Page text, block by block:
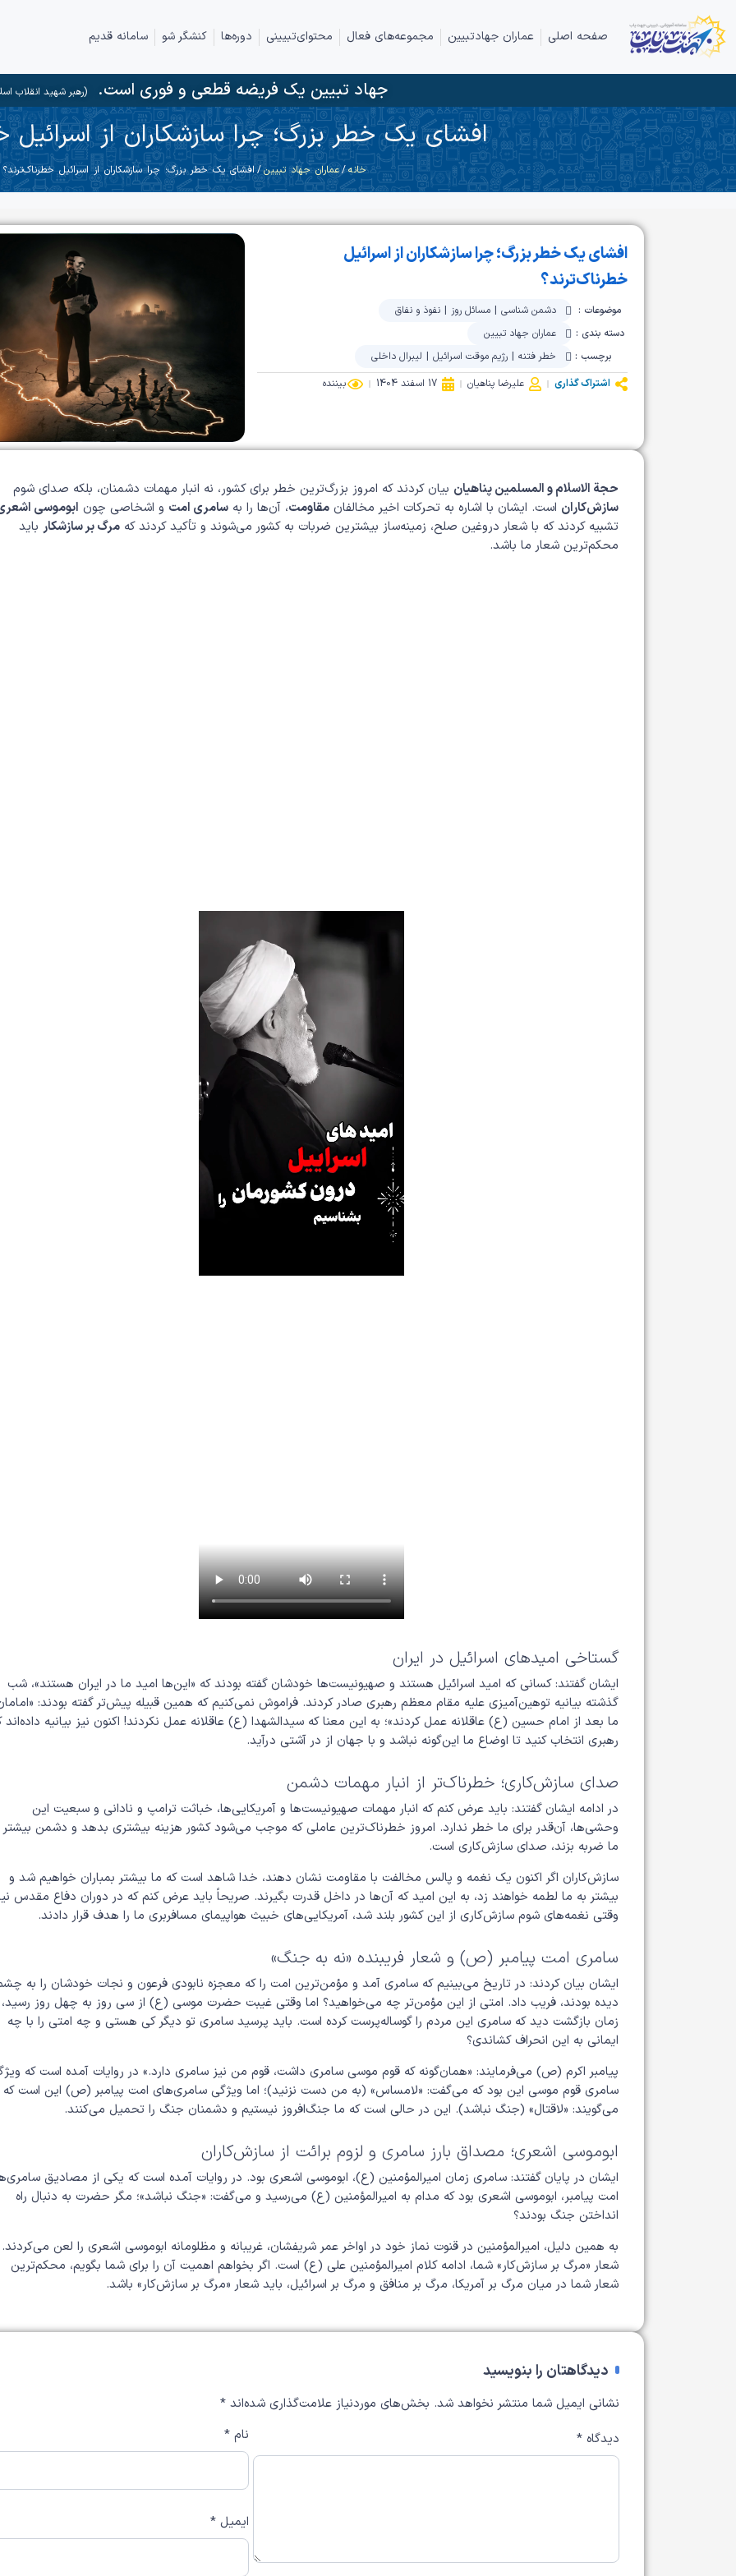
صفحه اصلی عماران جهادتبیین مجموعه‌های فعال محتوای‌تبیینی دوره‌ها کنشگر شو سامانه قدیم
جهاد تبیین یک فریضه قطعی و فوری است.(رهبر شهید انقلاب
افشای یک خطر بزرگ؛ چرا سازشکاران از اسرائیل
خانه/عماران جهاد تبیین/ افشای یک خطر بزرگ؛ چرا سازشکاران از اسرائیل خطرناک‌ترند؟
افشای یک خطر بزرگ؛ چرا سازشکاران از اسرائیل
خطرناک‌ترند؟
موضوعات : دشمن شناسی| مسائل روز | نفوذ و نفاق
دسته بندی :
عماران جهاد تبیین
برچسب :
خطر فتنه| رژیم موقت اسرائیل| لیبرال داخلی
اشتراک گذاری
علیرضا پناهیان 17 اسفند 1404 بیننده
حجة الاسلام و المسلمین پناهیان بیان کردند که امروز بزرگ‌ترین خطر برای کشور، نه انبار مهمات دشمنان، بلکه صدای شوم
سازش‌کاران است. ایشان با اشاره به تحرکات اخیر مخالفان مقاومت، آن‌ها را به سامری امت و اشخاصی چون ابوموسی
تشبیه کردند که با شعار دروغین صلح، زمینه‌ساز بیشترین ضربات به کشور می‌شوند و تأکید کردند که مرگ بر سازشکار باید
محکم‌ترین شعار ما باشد.
گستاخی امیدهای اسرائیل در ایران
ایشان گفتند: کسانی که امید اسرائیل هستند و صهیونیست‌ها خودشان گفته بودند که «این‌ها امید ما در ایران هستند»، شب
گذشته بیانیه توهین‌آمیزی علیه مقام معظم رهبری صادر کردند. فراموش نمی‌کنیم که همین قبیله پیش‌تر گفته بودند:
ما بعد از امام حسین (ع) عاقلانه عمل کردند»؛ به این معنا که سیدالشهدا (ع) عاقلانه عمل نکردند! اکنون نیز بیانیه داده‌اند
رهبری انتخاب کنید تا اوضاع ما این‌گونه نباشد و با جهان از در آشتی درآید.
صدای سازش‌کاری؛ خطرناک‌تر از انبار مهمات دشمن
در ادامه ایشان گفتند: باید عرض کنم که انبار مهمات صهیونیست‌ها و آمریکایی‌ها، خباثت ترامپ و نادانی و سبعیت این
وحشی‌ها، آن‌قدر برای ما خطر ندارد. امروز خطرناک‌ترین عاملی که موجب می‌شود کشور هزینه بیشتری بدهد و دشمن بیشتر
ما ضربه بزند، صدای سازش‌کاری است.
سازش‌کاران اگر اکنون یک نغمه و پالس مخالفت با مقاومت نشان دهند، خدا شاهد است که ما بیشتر بمباران خواهیم شد و
بیشتر به ما لطمه خواهند زد، به این امید که آن‌ها در داخل قدرت بگیرند. صریحاً باید عرض کنم که در دوران دفاع مقدس
وقتی نغمه‌های شوم سازش‌کاری از این کشور بلند شد، آمریکایی‌های خبیث هواپیمای مسافربری ما را هدف قرار دادند.
سامری امت پیامبر (ص) و شعار فریبنده «نه به جنگ»
ایشان بیان کردند: در تاریخ می‌بینیم که سامری آمد و مؤمن‌ترین امت را که معجزه نابودی فرعون و نجات خودشان را به
دیده بودند، فریب داد. امتی از این مؤمن‌تر چه می‌خواهید؟ اما وقتی غیبت حضرت موسی (ع) از سی روز به چهل روز
زمان بازگشت دید که سامری این مردم را گوساله‌پرست کرده است. باید پرسید سامری تو دیگر کی هستی و چه امتی را با چه
ایمانی به این انحراف کشاندی؟
پیامبر اکرم (ص) می‌فرمایند: «همان‌گونه که قوم موسی سامری داشت، قوم من نیز سامری دارد.» در روایات آمده است که
سامری قوم موسی این بود که می‌گفت: «لامساس» (به من دست نزنید)؛ اما ویژگی سامری‌های امت پیامبر (ص) این است که
می‌گویند: «لاقتال» (جنگ نباشد). این در حالی است که ما جنگ‌افروز نیستیم و دشمنان جنگ را تحمیل می‌کنند.
ابوموسی اشعری؛ مصداق بارز سامری و لزوم برائت از سازش‌کاران
ایشان در پایان گفتند: سامری زمان امیرالمؤمنین (ع)، ابوموسی اشعری بود. در روایات آمده است که یکی از مصادیق
امت پیامبر، ابوموسی اشعری بود که مدام به امیرالمؤمنین (ع) می‌رسید و می‌گفت: «جنگ نباشد»؛ مگر حضرت به دنبال راه
انداختن جنگ بودند؟
به همین دلیل، امیرالمؤمنین در قنوت نماز خود در اواخر عمر شریفشان، غریبانه و مظلومانه ابوموسی اشعری را لعن می‌کردند.
شعار «مرگ بر سازش‌کار» شما، ادامه کلام امیرالمؤمنین علی (ع) است. اگر بخواهم اهمیت آن را برای شما بگویم، محکم‌ترین
شعار شما در میان مرگ بر آمریکا، مرگ بر منافق و مرگ بر اسرائیل، باید شعار «مرگ بر سازش‌کار» باشد.
دیدگاهتان را بنویسید
نشانی ایمیل شما منتشر نخواهد شد. بخش‌های موردنیاز علامت‌گذاری شده‌اند *
دیدگاه * نام *
ایمیل *